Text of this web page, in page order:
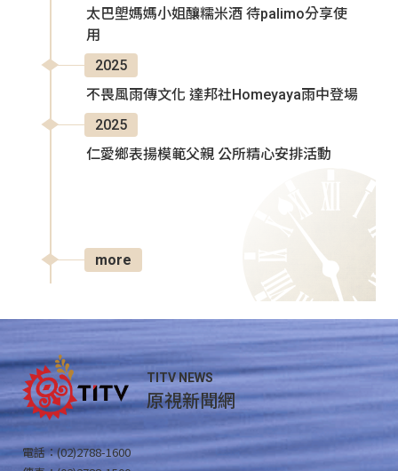
太巴塱媽媽小姐釀糯米酒 待palimo分享使
用
2025
不畏風雨傳文化 達邦社Homeyaya雨中登場
2025
仁愛鄉表揚模範父親 公所精心安排活動
more
TITV NEWS
原視新聞網
電話：(02)2788-1600